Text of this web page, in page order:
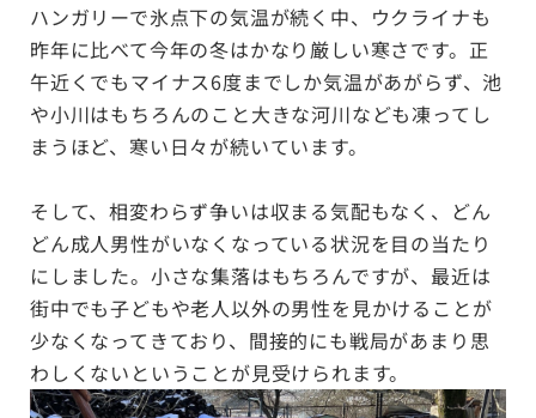
ハンガリーで氷点下の気温が続く中、ウクライナも
昨年に比べて今年の冬はかなり厳しい寒さです。正
午近くでもマイナス6度までしか気温があがらず、池
や小川はもちろんのこと大きな河川なども凍ってし
まうほど、寒い日々が続いています。
そして、相変わらず争いは収まる気配もなく、どん
どん成人男性がいなくなっている状況を目の当たり
にしました。小さな集落はもちろんですが、最近は
街中でも子どもや老人以外の男性を見かけることが
少なくなってきており、間接的にも戦局があまり思
わしくないということが見受けられます。